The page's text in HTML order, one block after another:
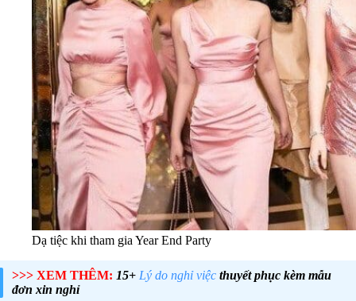
Dạ tiệc khi tham gia Year End Party
>>> XEM THÊM: 15+ Lý do nghỉ việc thuyết phục kèm mẫu
đơn xin nghỉ